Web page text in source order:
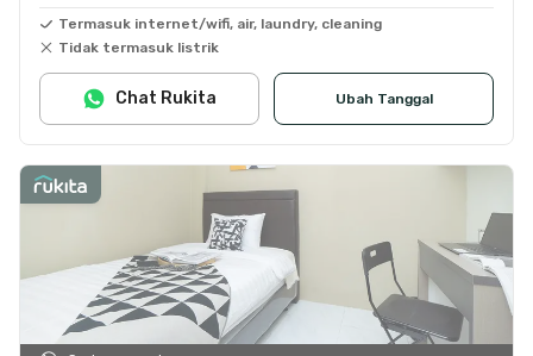
Termasuk internet/wifi, air, laundry, cleaning
Tidak termasuk listrik
Ubah Tanggal
Chat Rukita